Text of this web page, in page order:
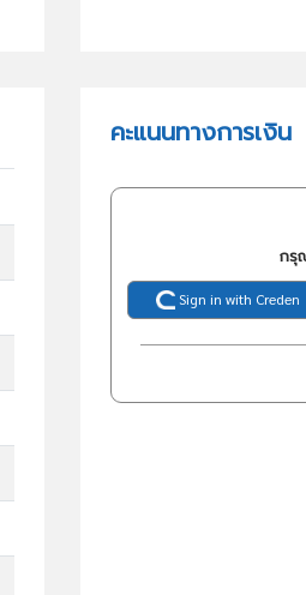
คะแนนทางการเงิน
กรุ
Sign in with Creden